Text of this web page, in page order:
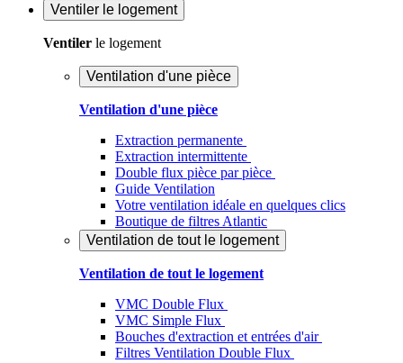
Ventiler le logement
Ventiler le logement
Ventilation d'une pièce
Ventilation d'une pièce
Extraction permanente
Extraction intermittente
Double flux pièce par pièce
Guide Ventilation
Votre ventilation idéale en quelques clics
Boutique de filtres Atlantic
Ventilation de tout le logement
Ventilation de tout le logement
VMC Double Flux
VMC Simple Flux
Bouches d'extraction et entrées d'air
Filtres Ventilation Double Flux